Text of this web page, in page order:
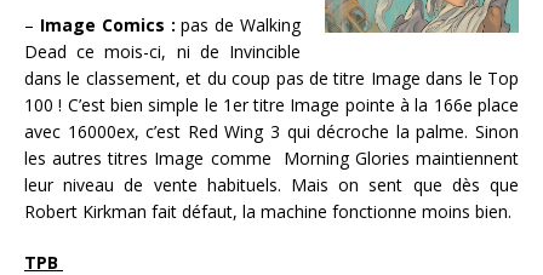
– Image Comics : pas de Walking
Dead ce mois-ci, ni de Invincible
dans le classement, et du coup pas de titre Image dans le Top
100 ! C’est bien simple le 1er titre Image pointe à la 166e place
avec 16000ex, c’est Red Wing 3 qui décroche la palme. Sinon
les autres titres Image comme Morning Glories maintiennent
leur niveau de vente habituels. Mais on sent que dès que
Robert Kirkman fait défaut, la machine fonctionne moins bien.
TPB